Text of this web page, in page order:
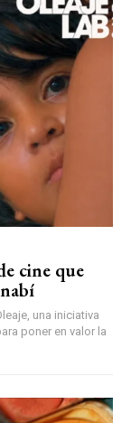
cine que
una iniciativa
poner en valor la